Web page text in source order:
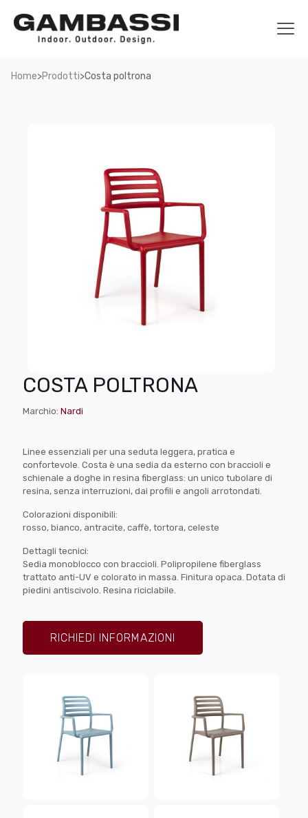
Home>Prodotti>Costa poltrona
COSTA POLTRONA
Marchio: Nardi
Linee essenziali per una seduta leggera, pratica e
confortevole. Costa è una sedia da esterno con braccioli e
schienale a doghe in resina fiberglass: un unico tubolare di
resina, senza interruzioni, dai profili e angoli arrotondati.
Colorazioni disponibili:
rosso, bianco, antracite, caffè, tortora, celeste
Dettagli tecnici:
Sedia monoblocco con braccioli. Polipropilene fiberglass
trattato anti-UV e colorato in massa. Finitura opaca. Dotata di
piedini antiscivolo. Resina riciclabile.
RICHIEDI INFORMAZIONI